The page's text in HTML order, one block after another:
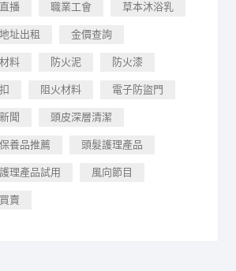
播 職業工會 草本沐浴乳
址出租 金價查詢
料 防火泥 防火漆
阻火材料 電子防盜門
聞 頭皮深層清潔
養品推薦 頭髮護理產品
理產品試用 風向節目
賣